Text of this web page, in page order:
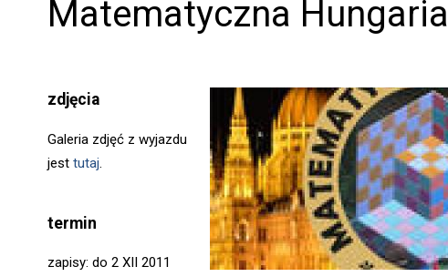
Matematyczna Hungaria
zdjęcia
Galeria zdjęć z wyjazdu
jest tutaj.
termin
zapisy: do 2 XII 2011